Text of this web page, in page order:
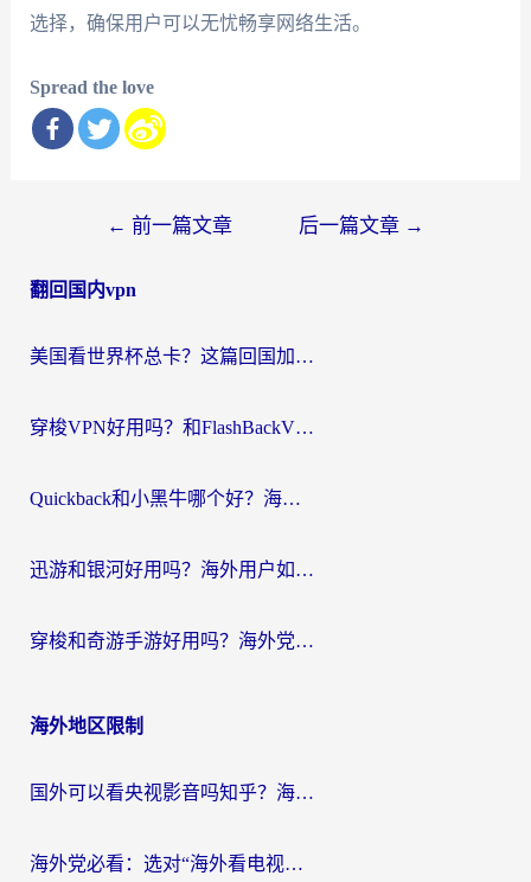
选择，确保用户可以无忧畅享网络生活。
Spread the love
导
← 前一篇文章 后一篇文章 →
翻回国内vpn
美国看世界杯总卡？这篇回国加速器指南帮你无缝刷国内资源（附苹果手机VPN设置步骤）
穿梭VPN好用吗？和FlashBackVPN对比哪个回国效果更好？
Quickback和小黑牛哪个好？海外党亲测指南，选对回国加速器秒回国内
迅游和银河好用吗？海外用户如何选择回国加速器实现无缝访问国内资源
穿梭和奇游手游好用吗？海外党亲测3款回国加速器，附蜜蜂加速器七天试用攻略
海外地区限制
国外可以看央视影音吗知乎？海外党亲测有效的回国加速方案
海外党必看：选对“海外看电视剧软件”，再也不用愁国内剧刷不了